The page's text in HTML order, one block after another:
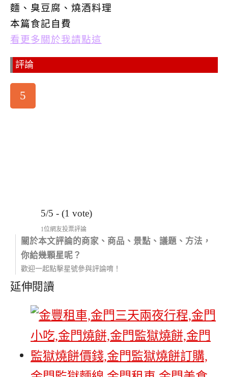
麵、臭豆腐、燒酒料理
本篇食記自費
看更多關於我請點這
評論
5
5/5 - (1 vote)
1位網友投票評論
關於本文評論的商家、商品、景點、議題、方法，
你給幾顆星呢？
歡迎一起點擊星號參與評論唷！
延伸閱讀